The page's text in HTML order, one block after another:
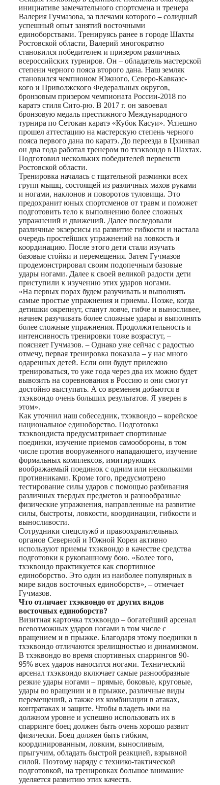
инициативе замечательного спортсмена и тренера
Валерия Гучмазова, за плечами которого – солидный
успешный опыт занятий восточными
единоборствами. Тренируясь ранее в городе Шахты
Ростовской области, Валерий многократно
становился победителем и призером различных
всероссийских турниров. Он – обладатель мастерской
степени черного пояса второго дана. Наш земляк
становился чемпионом Южного, Северо-Кавказс-
кого и Приволжского Федеральных округов,
бронзовым призером чемпионата России-2018 по
каратэ стиля Сито-рю. В 2017 г. он завоевал
бронзовую медаль престижного Международного
турнира по Сетокан каратэ «Кубок Касуи». Успешно
прошел аттестацию на мастерскую степень черного
пояса первого дана по каратэ. До переезда в Цхинвал
он два года работал тренером по тхэквондо в Шахтах.
Подготовил нескольких победителей первенств
Ростовской области.
Тренировка началась с тщательной разминки всех
групп мышц, состоящей из различных махов руками
и ногами, наклонов и поворотов туловища. Это
предохранит юных спортсменов от травм и поможет
подготовить тело к выполнению более сложных
упражнений и движений. Далее последовали
различные экзерсисы на развитие гибкости и настала
очередь простейших упражнений на ловкость и
координацию. После этого дети стали изучать
базовые стойки и перемещения. Затем Гучмазов
продемонстрировал своим подопечным базовые
удары ногами. Далее к своей великой радости дети
приступили к изучению этих ударов ногами.
«На первых порах будем разучивать и выполнять
самые простые упражнения и приемы. Позже, когда
детишки окрепнут, станут ловче, гибче и выносливее,
начнем разучивать более сложные удары и выполнять
более сложные упражнения. Продолжительность и
интенсивность тренировки тоже возрастут, –
поясняет Гучмазов. – Однако уже сейчас с радостью
отмечу, первая тренировка показала – у нас много
одаренных детей. Если они будут прилежно
тренироваться, то уже года через два их можно будет
вывозить на соревнования в Россию и они смогут
достойно выступать. А со временем добьются в
тхэквондо очень больших результатов. Я уверен в
этом».
Как уточнил наш собеседник, тхэквондо – корейское
национальное единоборство. Подготовка
тхэквондиста предусматривает спортивные
поединки, изучение приемов самообороны, в том
числе против вооруженного нападающего, изучение
формальных комплексов, имитирующих
воображаемый поединок с одним или несколькими
противниками. Кроме того, предусмотрено
тестирование силы ударов с помощью разбивания
различных твердых предметов и разнообразные
физические упражнения, направленные на развитие
силы, быстроты, ловкости, координации, гибкости и
выносливости.
Сотрудники спецслужб и правоохранительных
органов Северной и Южной Кореи активно
используют приемы тхэквондо в качестве средства
подготовки к рукопашному бою. «Более того,
тхэквондо практикуется как спортивное
единоборство. Это один из наиболее популярных в
мире видов восточных единоборств», – отмечает
Гучмазов.
Что отличает тхэквондо от других видов
восточных единоборств?
Визитная карточка тхэквондо – богатейший арсенал
всевозможных ударов ногами в том числе с
вращением и в прыжке. Благодаря этому поединки в
тхэквондо отличаются зрелищностью и динамизмом.
В тхэквондо во время спортивных спаррингов 90-
95% всех ударов наносится ногами. Технический
арсенал тхэквондо включает самые разнообразные
резкие удары ногами – прямые, боковые, круговые,
удары во вращении и в прыжке, различные виды
перемещений, а также их комбинации в атаках,
контратаках и защите. Чтобы владеть ими на
должном уровне и успешно использовать их в
спарринге боец должен быть очень хорошо развит
физически. Боец должен быть гибким,
координированным, ловким, выносливым,
прыгучим, обладать быстрой реакцией, взрывной
силой. Поэтому наряду с технико-тактической
подготовкой, на тренировках большое внимание
уделяется развитию этих качеств.